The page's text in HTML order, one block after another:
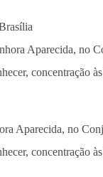
Aparecida, no
concentração